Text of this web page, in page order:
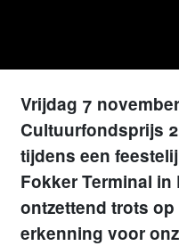
Vrijdag 7
Cultuurfondsprijs
tijdens een
Fokker Terminal in
ontzettend trots
erkenning voor